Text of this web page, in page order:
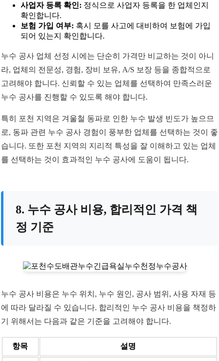
사업자 등록 확인: 정식으로 사업자 등록을 한 업체인지
확인합니다.
보험 가입 여부: 혹시 모를 사고에 대비하여 보험에 가입
되어 있는지 확인합니다.
누수 공사 업체 선정 시에는 단순히 가격만 비교하는 것이 아니
라, 업체의 전문성, 경험, 장비 보유, A/S 보장 등을 종합적으로
고려해야 합니다. 신뢰할 수 있는 업체를 선택하여 만족스러운
누수 공사를 진행할 수 있도록 해야 합니다.
특히 포천 지역은 겨울철 동파로 인한 누수 발생 빈도가 높으므
로, 동파 관련 누수 공사 경험이 풍부한 업체를 선택하는 것이 좋
습니다. 또한 포천 지역의 지리적 특성을 잘 이해하고 있는 업체
를 선택하는 것이 효과적인 누수 공사에 도움이 됩니다.
8. 누수 공사 비용, 합리적인 가격 책
정 기준
누수 공사 비용은 누수 위치, 누수 원인, 공사 범위, 사용 자재 등
에 따라 달라질 수 있습니다. 합리적인 누수 공사 비용을 책정하
기 위해서는 다음과 같은 기준을 고려해야 합니다.
항목 설명